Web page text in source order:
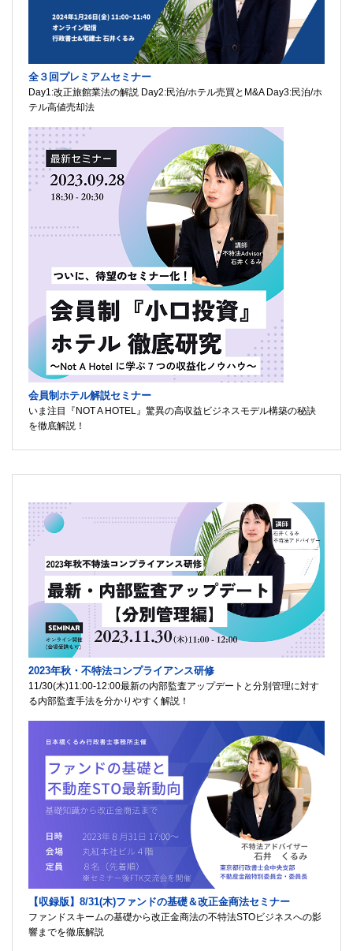
全３回プレミアムセミナー
Day1:改正旅館業法の解説 Day2:民泊/ホテル売買とM&A Day3:民泊/ホ
テル高値売却法
会員制ホテル解説セミナー
いま注目『NOT A HOTEL』驚異の高収益ビジネスモデル構築の秘訣
を徹底解説！
2023年秋・不特法コンプライアンス研修
11/30(木)11:00-12:00最新の内部監査アップデートと分別管理に対す
る内部監査手法を分かりやすく解説！
【収録版】8/31(木)ファンドの基礎＆改正金商法セミナー
ファンドスキームの基礎から改正金商法の不特法STOビジネスへの影
響までを徹底解説